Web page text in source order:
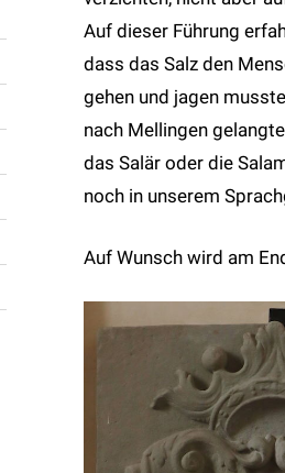
Auf dieser Führung
dass das Salz den
gehen und jagen
nach Mellingen
das Salär oder die
noch in unserem
Auf Wunsch wird am